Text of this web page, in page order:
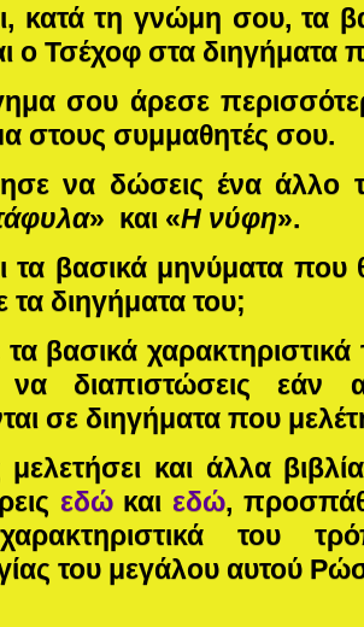
κατά τη γνώμη σου, τα
ο Τσέχοφ στα διηγήματα
σου άρεσε
στους συμμαθητές σου.
να δώσεις ένα άλλο
» και «Η νύφη».
τα βασικά μηνύματα που
τα διηγήματα του;
βασικά
διαπιστώσεις εάν
σε διηγήματα που
μελετήσει και άλλα
εδώκαιεδώ,
του
του μεγάλου αυτού